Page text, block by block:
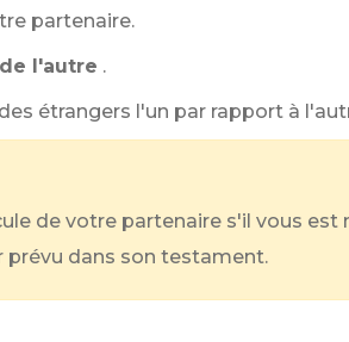
partenaire.
l'autre .
étrangers l'un par rapport à
de votre partenaire s'il vous est
prévu dans son testament.